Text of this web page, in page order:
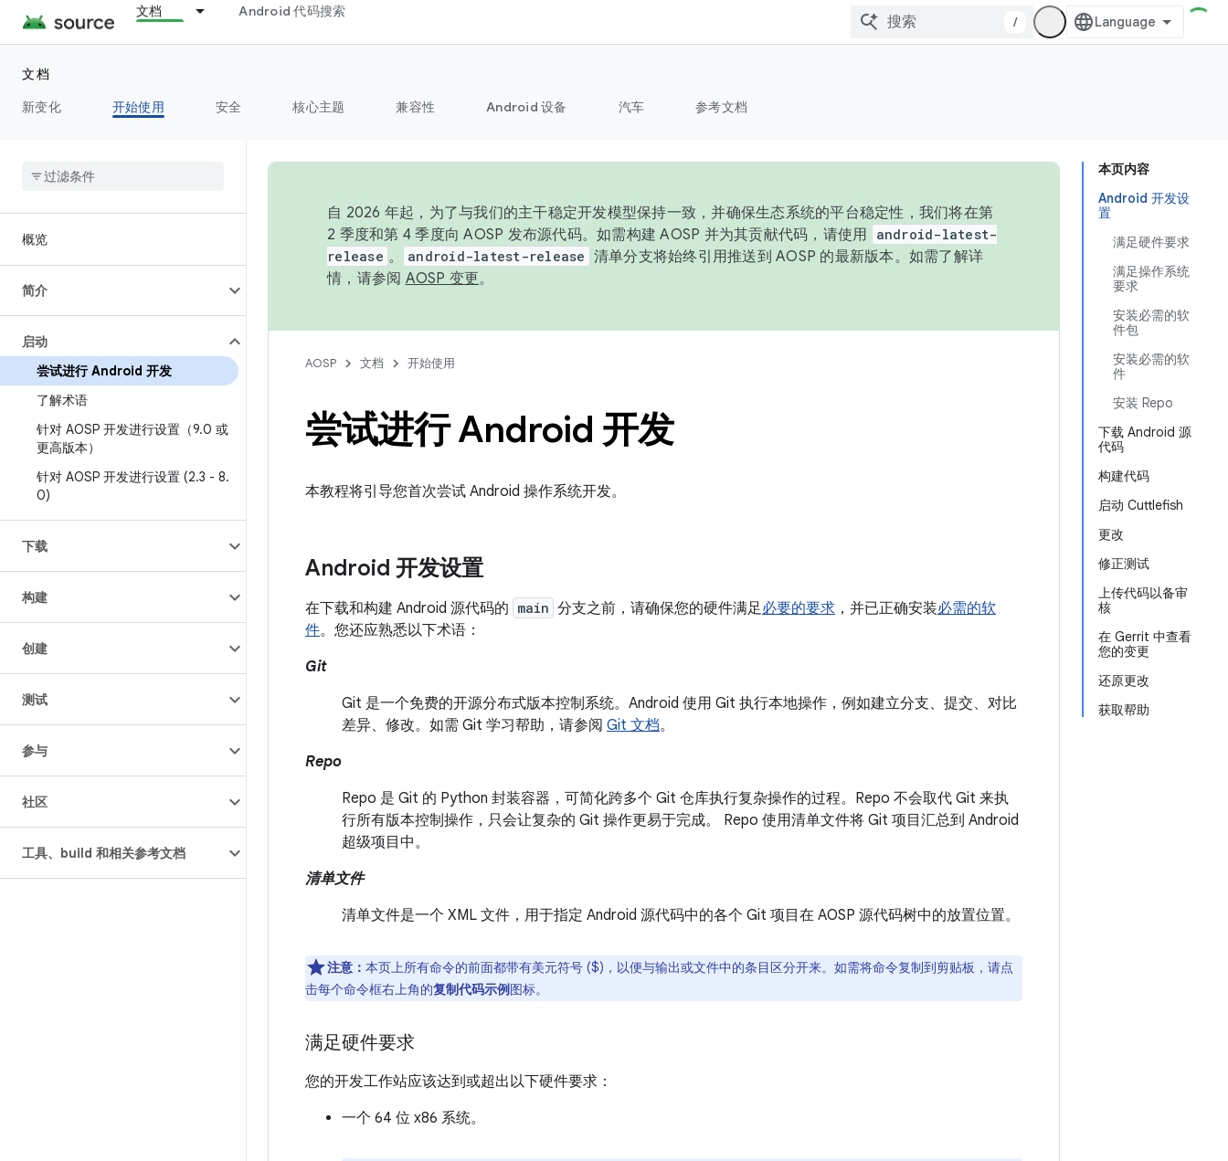
文档 Android 代码搜索
/
文档
新变化
开始使用 安全 核心主题 兼容性 Android 设备 汽车 参考文档
概览
简介
启动
尝试进行 Android 开发
了解术语
针对 AOSP 开发进行设置（9.0 或
更高版本）
针对 AOSP 开发进行设置 (2.3 - 8.
0)
下载
构建
创建
测试
参与
社区
工具、build 和相关参考文档
本页内容
Android 开发设
置
满足硬件要求
满足操作系统
要求
安装必需的软
件包
安装必需的软
件
安装 Repo
下载 Android 源
代码
构建代码
启动 Cuttlefish
更改
修正测试
上传代码以备审
核
在 Gerrit 中查看
您的变更
还原更改
获取帮助
自 2026 年起，为了与我们的主干稳定开发模型保持一致，并确保生态系统的平台稳定性，我们将在第
2 季度和第 4 季度向 AOSP 发布源代码。如需构建 AOSP 并为其贡献代码，请使用
android-latest-
release 。 android-latest-release 清单分支将始终引用推送到 AOSP 的最新版本。如需了解详
情，请参阅 AOSP 变更。
AOSP 文档 开始使用
尝试进行 Android 开发
本教程将引导您首次尝试 Android 操作系统开发。
Android 开发设置
在下载和构建 Android 源代码的 main 分支之前，请确保您的硬件满足必要的要求 ，并已正确安装必需的软
件。您还应熟悉以下术语：
Git
Git 是一个免费的开源分布式版本控制系统。Android 使用 Git 执行本地操作，例如建立分支、提交、对比
差异、修改。如需 Git 学习帮助，请参阅 Git 文档。
Repo
Repo 是 Git 的 Python 封装容器，可简化跨多个 Git 仓库执行复杂操作的过程。Repo 不会取代 Git 来执
行所有版本控制操作，只会让复杂的 Git 操作更易于完成。 Repo 使用清单文件将 Git 项目汇总到 Android
超级项目中。
清单文件
清单文件是一个 XML 文件，用于指定 Android 源代码中的各个 Git 项目在 AOSP 源代码树中的放置位置。
注意： 本页上所有命令的前面都带有美元符号 ($)，以便与输出或文件中的条目区分开来。如需将命令复制到剪贴板，请点
击每个命令框右上角的复制代码示例图标。
满足硬件要求
您的开发工作站应该达到或超出以下硬件要求：
一个 64 位 x86 系统。